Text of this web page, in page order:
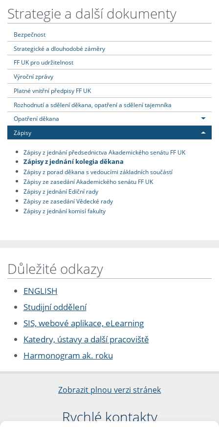
Strategie a další dokumenty
Bezpečnost
Strategické a dlouhodobé záměry
FF UK pro udržitelnost
Výroční zprávy
Platné vnitřní předpisy FF UK
Rozhodnutí a sdělení děkana, opatření a sdělení tajemníka
Opatření děkana
Zápisy
Zápisy z jednání předsednictva Akademického senátu FF UK
Zápisy z jednání kolegia děkana
Zápisy z porad děkana s vedoucími základních součástí
Zápisy ze zasedání Akademického senátu FF UK
Zápisy z jednání Ediční rady
Zápisy ze zasedání Vědecké rady
Zápisy z jednání komisí fakulty
Důležité odkazy
ENGLISH
Studijní oddělení
SIS, webové aplikace, eLearning
Katedry, ústavy a další pracoviště
Harmonogram ak. roku
Zobrazit plnou verzi stránek
Rychlé kontakty